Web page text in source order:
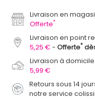
Livraison en
Offerte*
Livraison en point
5,25 €
Offerte*
Livraison à domicile
5,99 €
Retours sous 14
notre service